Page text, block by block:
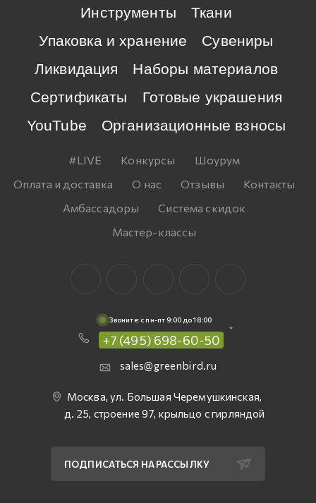
Инструменты
Ткани
Упаковка и хранение
Сувениры
Ликвидация
Наборы материалов
Сертификаты
Готовые украшения
YouTube
Организационные взносы
#LIVE Конкурсы
Шоурум
Оплата и доставка
О нас Отзывы
Контакты
Амбассадоры
Система скидок
Мастер-классы
Звоните: c пн-пт 9:00 до 18:00
+7 (495) 698-60-50
sales@greenbird.ru
Москва, ул. Большая Черемушкинская,
д. 25, строение 97, крыльцо с гирляндой
ПОДПИСАТЬСЯ НА РАССЫЛКУ